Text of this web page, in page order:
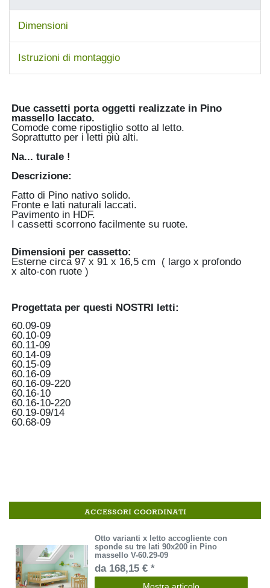
Dimensioni
Istruzioni di montaggio
Due cassetti porta oggetti realizzate in Pino
massello laccato.
Comode come ripostiglio sotto al letto.
Soprattutto per i letti più alti.
Na... turale !
Descrizione:
Fatto di Pino nativo solido.
Fronte e lati naturali laccati.
Pavimento in HDF.
I cassetti scorrono facilmente su ruote.
Dimensioni per cassetto:
Esterne circa 97 x 91 x 16,5 cm ( largo x profondo
x alto-con ruote )
Progettata per questi NOSTRI letti:
60.09-09
60.10-09
60.11-09
60.14-09
60.15-09
60.16-09
60.16-09-220
60.16-10
60.16-10-220
60.19-09/14
60.68-09
ACCESSORI COORDINATI
Otto varianti x letto accogliente con
sponde su tre lati 90x200 in Pino
massello V-60.29-09
da 168,15 € *